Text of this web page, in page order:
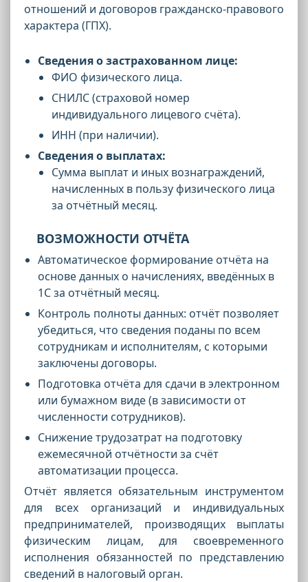
отношений и договоров гражданско-правового
характера (ГПХ).
Сведения о застрахованном лице:
ФИО физического лица.
СНИЛС (страховой номер
индивидуального лицевого счёта).
ИНН (при наличии).
Сведения о выплатах:
Сумма выплат и иных вознаграждений,
начисленных в пользу физического лица
за отчётный месяц.
ВОЗМОЖНОСТИ ОТЧЁТА
Автоматическое формирование отчёта на
основе данных о начислениях, введённых в
1С за отчётный месяц.
Контроль полноты данных: отчёт позволяет
убедиться, что сведения поданы по всем
сотрудникам и исполнителям, с которыми
заключены договоры.
Подготовка отчёта для сдачи в электронном
или бумажном виде (в зависимости от
численности сотрудников).
Снижение трудозатрат на подготовку
ежемесячной отчётности за счёт
автоматизации процесса.
Отчёт является обязательным инструментом
для всех организаций и индивидуальных
предпринимателей, производящих выплаты
физическим лицам, для своевременного
исполнения обязанностей по представлению
сведений в налоговый орган.